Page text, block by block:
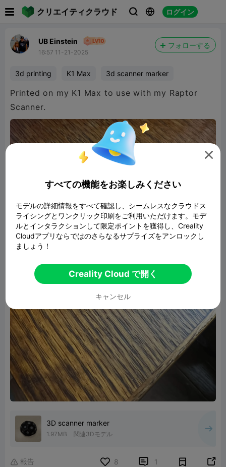
クリエイティクラウド   ログイン
UB Einstein
16:57 11-21-2025
フォローする
3d printing K1 Max 3d scanner marker
Printed on my K1 Max to use with my Raptor
Scanner.
3D scanner marker
1.97MB 関連3Dモデル
 報告 8  1 

すべての機能をお楽しみください
モデルの詳細情報をすべて確認し、シームレスなクラウドス
ライシングとワンクリック印刷をご利用いただけます。モデ
ルとインタラクションして限定ポイントを獲得し、Creality
Cloudアプリならではのさらなるサプライズをアンロックし
ましょう！
Creality Cloud で開く
キャンセル